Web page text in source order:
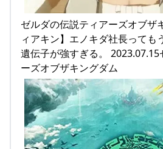
ゼルダの伝説ティアーズオブザ
ィアキン】エノキダ社長っても
遺伝子が強すぎる。
ーズオブザキングダム